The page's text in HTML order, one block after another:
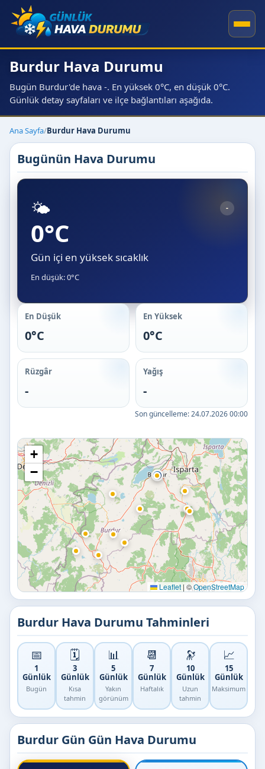
Burdur Hava Durumu
Bugün Burdur'de hava -. En yüksek 0°C, en düşük 0°C.
Günlük detay sayfaları ve ilçe bağlantıları aşağıda.
Ana Sayfa/Burdur Hava Durumu
Bugünün Hava Durumu
🌤️ -
0°C
Gün içi en yüksek sıcaklık
En düşük: 0°C
En Düşük
0°C
En Yüksek
0°C
Rüzgâr
-
Yağış
-
Son güncelleme:24.07.2026 00:00
+
−
Leaflet | ©OpenStreetMap
Burdur Hava Durumu Tahminleri
📅
1
Günlük
Bugün
🗓️
3
Günlük
Kısa
tahmin
📊
5
Günlük
Yakın
görünüm
📆
7
Günlük
Haftalık
🔭
10
Günlük
Uzun
tahmin
📈
15
Günlük
Maksimum
Burdur Gün Gün Hava Durumu